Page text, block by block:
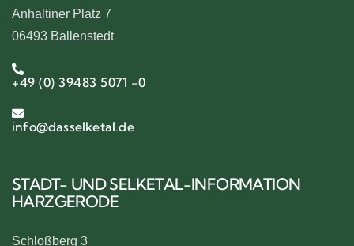
Anhaltiner Platz 7
06493 Ballenstedt
+49 (0) 39483 5071 -0
info@dasselketal.de
STADT- UND SELKETAL-INFORMATION
HARZGERODE
Schloßberg 3